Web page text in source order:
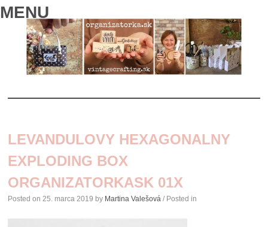
MENU
CONTENT
LEVANDULOVY HEXAGONALNY
EXPLODING BOX
ORGANIZATORKASK 01X
Posted on 25. marca 2019 by Martina Valešová / Posted in